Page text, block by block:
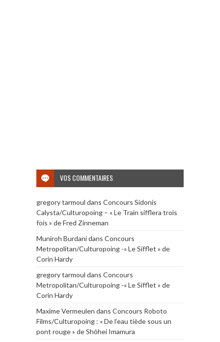
VOS COMMENTAIRES
gregory tarmoul dans Concours Sidonis
Calysta/Culturopoing – « Le Train sifflera trois
fois » de Fred Zinneman
Muniroh Burdanidans Concours
Metropolitan/Culturopoing -« Le Sifflet » de
Corin Hardy
gregory tarmoul dans Concours
Metropolitan/Culturopoing -« Le Sifflet » de
Corin Hardy
Maxime Vermeulen dans Concours Roboto
Films/Culturopoing : « De l’eau tiède sous un
pont rouge » de Shōhei Imamura